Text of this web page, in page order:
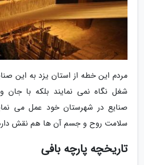
مردم این خطه از استان یزد به این
شغل نگاه نمی نمایند بلکه با جان
صنایع در شهرستان خود عمل می
سلامت روح و جسم آن ها هم نقش
تاریخچه پارچه بافی